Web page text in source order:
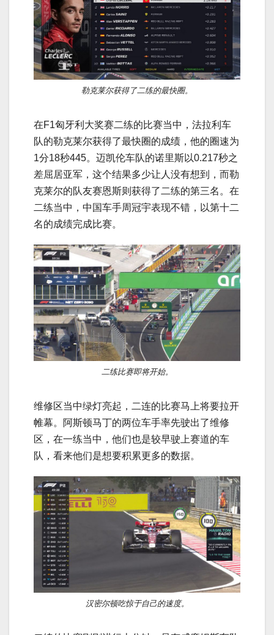
勒克莱尔获得了二练的最快圈。
在F1匈牙利大奖赛二练的比赛当中，法拉利车
队的勒克莱尔获得了最快圈的成绩，他的圈速为
1分18秒445。迈凯伦车队的诺里斯以0.217秒之
差屈居亚军，这个结果多少让人没有想到，而勒
克莱尔的队友赛恩斯则获得了二练的第三名。在
二练当中，中国车手周冠宇表现不错，以第十二
名的成绩完成比赛。
二练比赛即将开始。
维修区当中绿灯亮起，二连的比赛马上将要拉开
帷幕。阿斯顿马丁的两位车手率先驶出了维修
区，在一练当中，他们也是较早驶上赛道的车
队，看来他们是想要积累更多的数据。
汉密尔顿吃惊于自己的速度。